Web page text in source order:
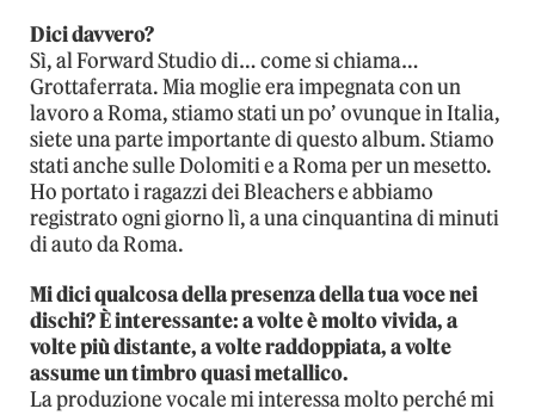
Dici davvero?
Sì, al Forward Studio di… come si chiama…
Grottaferrata. Mia moglie era impegnata con un
lavoro a Roma, stiamo stati un po’ ovunque in Italia,
siete una parte importante di questo album. Stiamo
stati anche sulle Dolomiti e a Roma per un mesetto.
Ho portato i ragazzi dei Bleachers e abbiamo
registrato ogni giorno lì, a una cinquantina di minuti
di auto da Roma.
Mi dici qualcosa della presenza della tua voce nei
dischi? È interessante: a volte è molto vivida, a
volte più distante, a volte raddoppiata, a volte
assume un timbro quasi metallico.
La produzione vocale mi interessa molto perché mi